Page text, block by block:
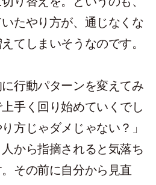
たやり方が、通じなくな
てしまいそうなのです。
行動パターンを変えてみ
手く回り始めていくでし
方じゃダメじゃない？」
から指摘されると気落ち
その前に自分から見直